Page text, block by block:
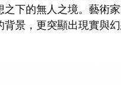
下的無人之境。藝術
景，更突顯出現實與